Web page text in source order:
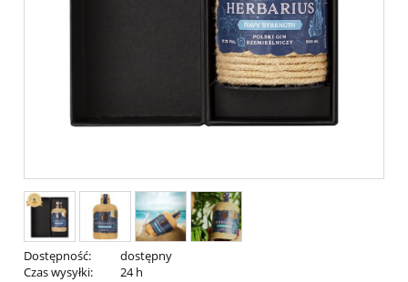
Dostępność:
dostępny
Czas wysyłki:
24 h